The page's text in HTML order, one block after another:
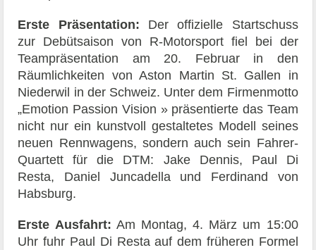
Erste Präsentation: Der offizielle Startschuss
zur Debütsaison von R-Motorsport fiel bei der
Teampräsentation am 20. Februar in den
Räumlichkeiten von Aston Martin St. Gallen in
Niederwil in der Schweiz. Unter dem Firmenmotto
„Emotion Passion Vision » präsentierte das Team
nicht nur ein kunstvoll gestaltetes Modell seines
neuen Rennwagens, sondern auch sein Fahrer-
Quartett für die DTM: Jake Dennis, Paul Di
Resta, Daniel Juncadella und Ferdinand von
Habsburg.
Erste Ausfahrt: Am Montag, 4. März um 15:00
Uhr fuhr Paul Di Resta auf dem früheren Formel